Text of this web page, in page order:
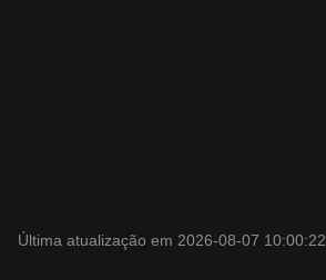
Última atualização em 2026-08-07 10:00:22